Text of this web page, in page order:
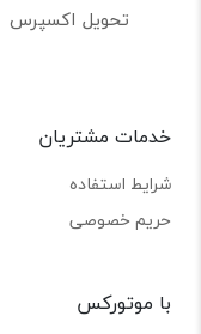
تحویل اکسپرس
خدمات مشتریان
شرایط استفاده
حریم خصوصی
با موتورکس